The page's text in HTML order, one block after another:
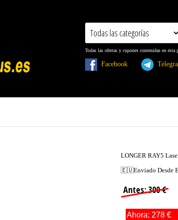
Todas las ofertas y cupones contenidas en
Facebook
LONGER RAY5
🇪🇺Enviado Desde
Antes: 300 €
Ahora: 278 €